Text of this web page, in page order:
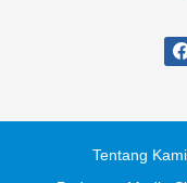
Tentang Kami